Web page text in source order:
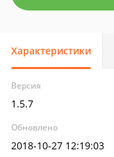
Характеристики
Версия
1.5.7
Обновлено
2018-10-27 12:19:03